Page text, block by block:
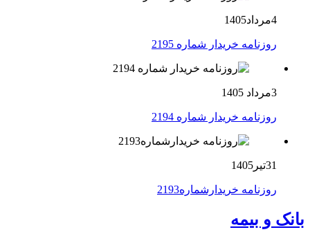
4مرداد1405
روزنامه خریدار شماره 2195
3مرداد 1405
روزنامه خریدار شماره 2194
31تیر1405
روزنامه خریدارشماره2193
بانک و بیمه